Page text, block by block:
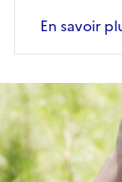
En savoir